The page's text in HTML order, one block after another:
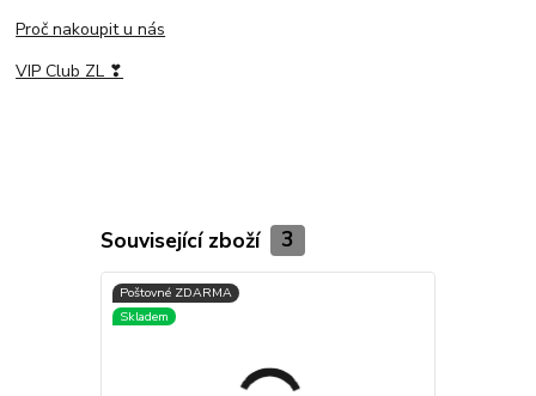
Proč nakoupit u nás
VIP Club ZL ❣
Související zboží 3